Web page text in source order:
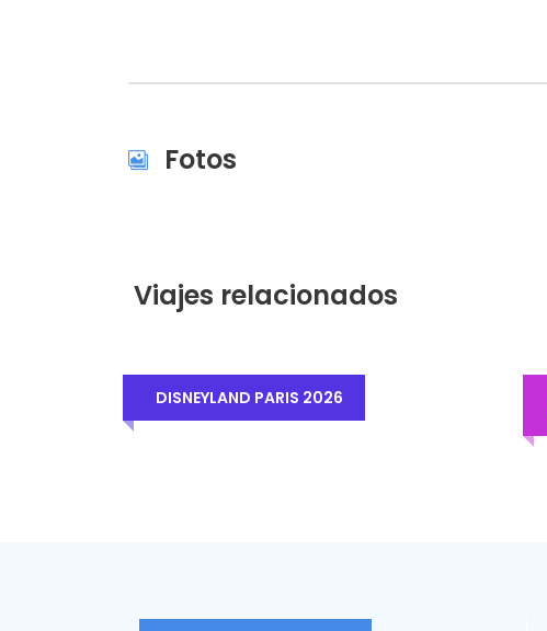
Fotos
Viajes relacionados
DISNEYLAND PARIS 2026
DISNEYLAND PARIS.
2026